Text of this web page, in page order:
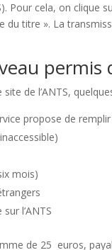
Pour cela, on clique
du titre ». La
permis
de l’ANTS,
propose de
mois)
l’ANTS
de 25 euros,